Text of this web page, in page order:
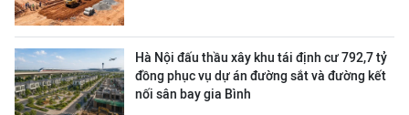
Hà Nội đấu thầu xây khu tái định cư 792,7 tỷ
đồng phục vụ dự án đường sắt và đường kết
nối sân bay gia Bình